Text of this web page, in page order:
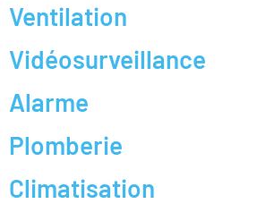
Ventilation
Vidéosurveillance
Alarme
Plomberie
Climatisation